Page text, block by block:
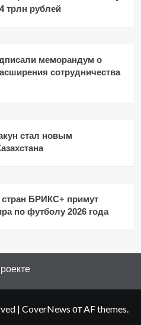
трлн рублей
меморандум о
сотрудничества
стал новым
БРИКС+ примут
по футболу 2026 года
| CoverNews от AF themes.